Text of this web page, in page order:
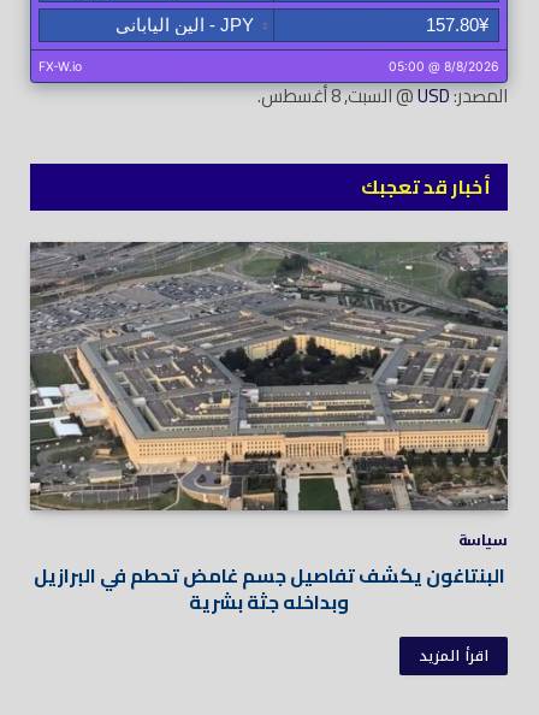
المصدر:USD@ السبت, 8 أغسطس.
أخبار قد تعجبك
سياسة
البنتاغون يكشف تفاصيل جسم غامض تحطم في البرازيل
وبداخله جثة بشرية
اقرأ المزيد